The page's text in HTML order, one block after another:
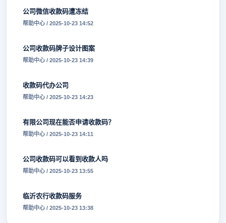
公司微信收款码遭冻结
帮助中心 / 2025-10-23 14:52
公司收款码牌子设计图案
帮助中心 / 2025-10-23 14:39
收款码代办公司
帮助中心 / 2025-10-23 14:23
有限公司现在能否申请收款码？
帮助中心 / 2025-10-23 14:11
公司收款码可以看到收款人吗
帮助中心 / 2025-10-23 13:55
临沂农行收款码服务
帮助中心 / 2025-10-23 13:38